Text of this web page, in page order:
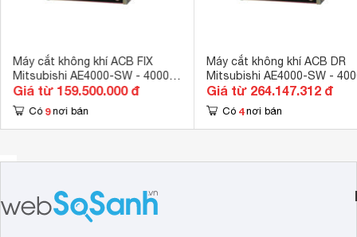
Máy cắt không khí ACB FIX
Mitsubishi AE4000-SW - 4000A
130kA 4P
Giá từ 159.500.000 đ
Có 9 nơi bán
Máy cắt không khí ACB DR
Mitsubishi AE4000-SW -
130kA 3P
Giá từ 264.147.312 đ
Có 4 nơi bán